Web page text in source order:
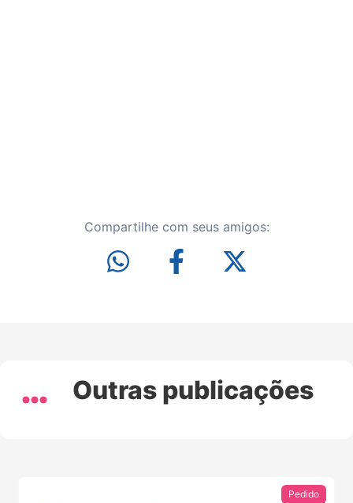
Compartilhe com seus amigos:
Outras publicações
Pedido